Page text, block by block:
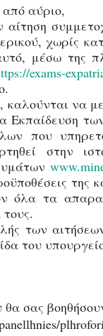
αύριο,
χωρίς
μέσω της
exams-
να
Εκπαίδευση
που
στην
της
όλα τα
των
του
σας